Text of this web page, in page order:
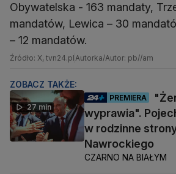
Obywatelska - 163 mandaty,
mandatów, Lewica – 30
– 12 mandatów.
Źródło: X, tvn24.plAutorka/Autor: pb//am
ZOBACZ TAKŻE:
27 min
PREMIERA
wyprawia".
w rodzinne
Nawrockiego
CZARNO NA BIAŁYM